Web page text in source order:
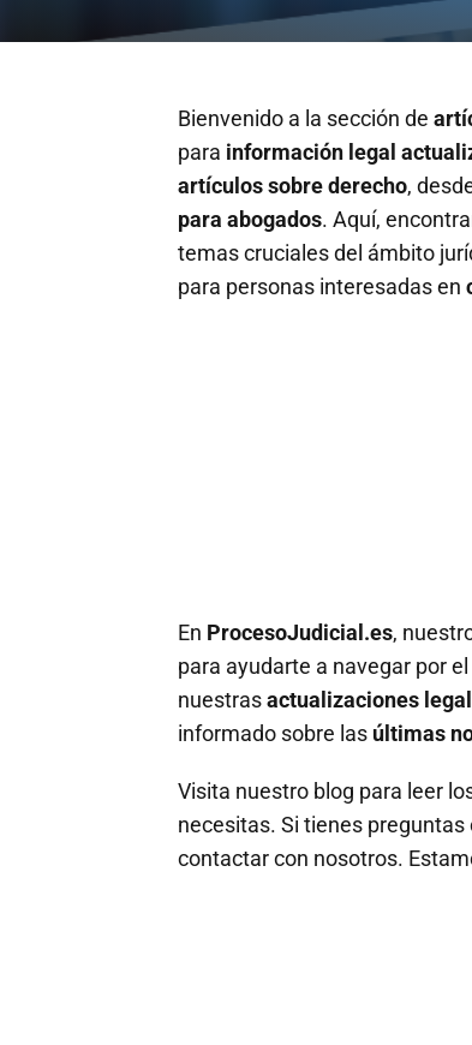
Bienvenido a la sección de
para información legal
artículos sobre derecho,
para abogados. Aquí,
temas cruciales del ámbito
para personas interesadas en
En ProcesoJudicial.es,
para ayudarte a navegar por
nuestrasactualizaciones
informado sobre las últimas
Visita nuestro blog para leer
necesitas. Si tienes
contactar con nosotros.